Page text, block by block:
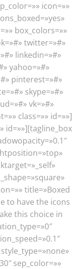
icon=»»
box_colors=»»
twitter=»#»
linkedin=»#»
yahoo=»#»
pinterest=»#»
skype=»#»
vk=»#»
class=»» id=»»]
id=»»][tagline_box
title=»Boxed
to have the icons
this choice in
sep_color=»»